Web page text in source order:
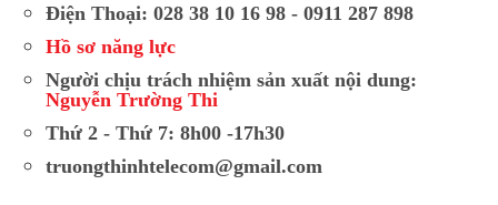
Điện Thoại: 028 38 10 16 98 - 0911 287 898
Hồ sơ năng lực
Người chịu trách nhiệm sản xuất nội dung:
Nguyễn Trường Thi
Thứ 2 - Thứ 7: 8h00 -17h30
truongthinhtelecom@gmail.com